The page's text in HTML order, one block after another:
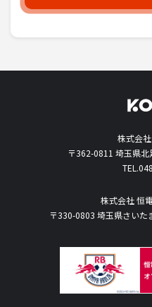
株式会
〒362-0811 埼玉県
TEL.
株式会社 恒
〒330-0803 埼玉県さい